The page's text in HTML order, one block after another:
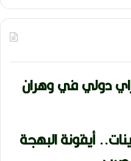
دولي في وهران
أيقونة البهجة